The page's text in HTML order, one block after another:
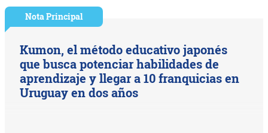
Nota Principal
Kumon, el método educativo japonés
que busca potenciar habilidades de
aprendizaje y llegar a 10 franquicias en
Uruguay en dos años